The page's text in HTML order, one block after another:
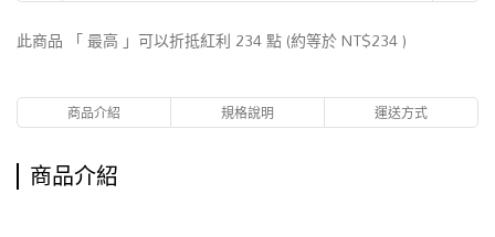
此商品 「 最高 」可以折抵紅利 234點 (約等於NT$234)
商品介紹 規格說明 運送方式
商品介紹